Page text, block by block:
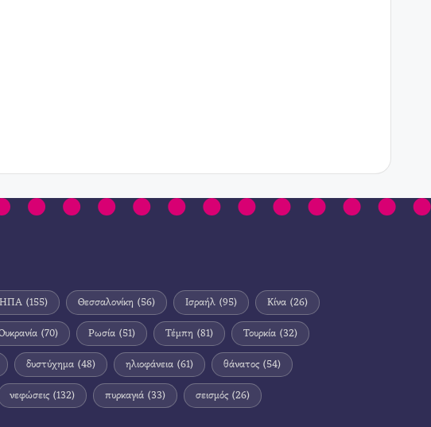
ΗΠΑ (155) Θεσσαλονίκη (56) Ισραήλ (95) Κίνα (26)
(70) Ρωσία (51) Τέμπη (81) Τουρκία (32)
δυστύχημα (48) ηλιοφάνεια (61) θάνατος (54)
νεφώσεις (132) πυρκαγιά (33) σεισμός (26)